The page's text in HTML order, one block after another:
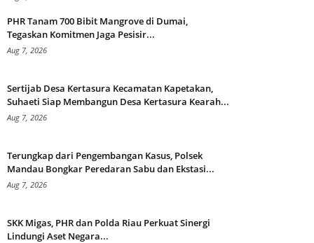
PHR Tanam 700 Bibit Mangrove di Dumai,
Tegaskan Komitmen Jaga Pesisir...
Aug 7, 2026
Sertijab Desa Kertasura Kecamatan Kapetakan,
Suhaeti Siap Membangun Desa Kertasura Kearah...
Aug 7, 2026
Terungkap dari Pengembangan Kasus, Polsek
Mandau Bongkar Peredaran Sabu dan Ekstasi...
Aug 7, 2026
SKK Migas, PHR dan Polda Riau Perkuat Sinergi
Lindungi Aset Negara...